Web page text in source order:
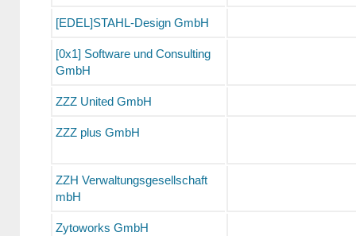
[EDEL]STAHL-Design GmbH
[0x1] Software und Consulting
GmbH
ZZZ United GmbH
ZZZ plus GmbH
ZZH Verwaltungsgesellschaft
mbH
Zytoworks GmbH